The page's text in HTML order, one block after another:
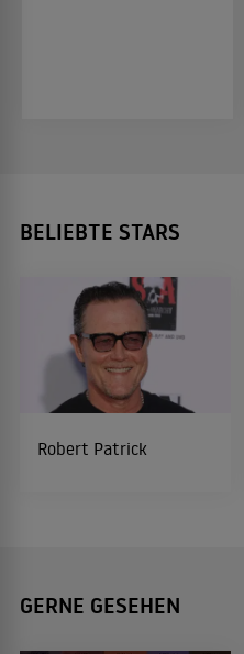
BELIEBTE STARS
Robert Patrick
GERNE GESEHEN